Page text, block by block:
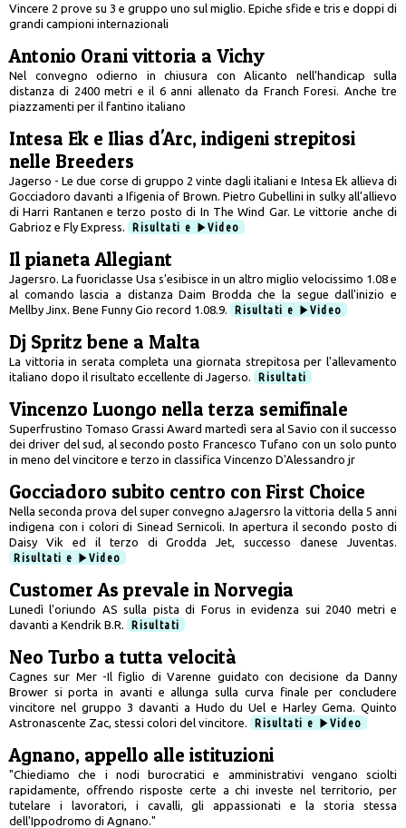
Vincere 2 prove su 3 e gruppo uno sul miglio. Epiche sfide e tris e doppi di
grandi campioni internazionali
Antonio Orani vittoria a Vichy
Nel convegno odierno in chiusura con Alicanto nell'handicap sulla
distanza di 2400 metri e il 6 anni allenato da Franch Foresi. Anche tre
piazzamenti per il fantino italiano
Intesa Ek e Ilias d'Arc, indigeni strepitosi
nelle Breeders
Jagerso - Le due corse di gruppo 2 vinte dagli italiani e Intesa Ek allieva di
Gocciadoro davanti a Ifigenia of Brown. Pietro Gubellini in sulky all'allievo
di Harri Rantanen e terzo posto di In The Wind Gar. Le vittorie anche di
Gabrioz e Fly Express.
Risultati e Video
Il pianeta Allegiant
Jagersro. La fuoriclasse Usa s'esibisce in un altro miglio velocissimo 1.08 e
al comando lascia a distanza Daim Brodda che la segue dall'inizio e
Mellby Jinx. Bene Funny Gio record 1.08.9.
Risultati e Video
Dj Spritz bene a Malta
La vittoria in serata completa una giornata strepitosa per l'allevamento
italiano dopo il risultato eccellente di Jagerso.
Risultati
Vincenzo Luongo nella terza semifinale
Superfrustino Tomaso Grassi Award martedì sera al Savio con il successo
dei driver del sud, al secondo posto Francesco Tufano con un solo punto
in meno del vincitore e terzo in classifica Vincenzo D'Alessandro jr
Gocciadoro subito centro con First Choice
Nella seconda prova del super convegno aJagersro la vittoria della 5 anni
indigena con i colori di Sinead Sernicoli. In apertura il secondo posto di
Daisy Vik ed il terzo di Grodda Jet, successo danese Juventas.
Risultati e
Video
Customer As prevale in Norvegia
Lunedì l'oriundo AS sulla pista di Forus in evidenza sui 2040 metri e
davanti a Kendrik B.R.
Risultati
Neo Turbo a tutta velocità
Cagnes sur Mer -Il figlio di Varenne guidato con decisione da Danny
Brower si porta in avanti e allunga sulla curva finale per concludere
vincitore nel gruppo 3 davanti a Hudo du Uel e Harley Gema. Quinto
Astronascente Zac, stessi colori del vincitore.
Risultati e Video
Agnano, appello alle istituzioni
"Chiediamo che i nodi burocratici e amministrativi vengano sciolti
rapidamente, offrendo risposte certe a chi investe nel territorio, per
tutelare i lavoratori, i cavalli, gli appassionati e la storia stessa
dell'Ippodromo di Agnano."